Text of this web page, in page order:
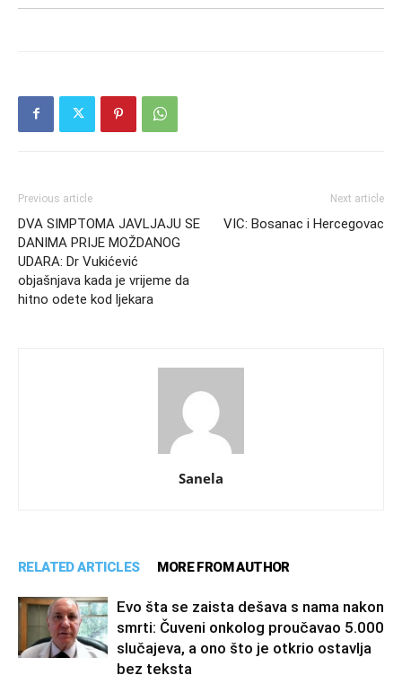
Previous article
DVA SIMPTOMA JAVLJAJU SE
DANIMA PRIJE MOŽDANOG
UDARA: Dr Vukićević
objašnjava kada je vrijeme da
hitno odete kod ljekara
Next article
VIC: Bosanac i Hercegovac
Sanela
RELATED ARTICLES MORE FROM AUTHOR
Evo šta se zaista dešava s nama nakon
smrti: Čuveni onkolog proučavao 5.000
slučajeva, a ono što je otkrio ostavlja
bez teksta